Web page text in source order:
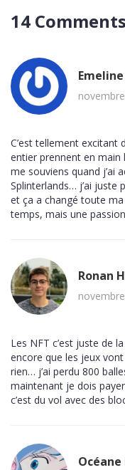
14 Comments
Emeline
C’est tellement
entier prennent en main
me souviens quand j’ai
Splinterlands… j’ai juste
et ça a changé toute
temps, mais une
Ronan
Les NFT c’est juste de
encore que les jeux
rien… j’ai perdu 800
maintenant je dois
c’est du vol avec des
Océane